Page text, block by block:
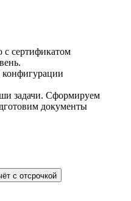
с сертификатом
задачи. Сформируем
документы
с отсрочкой